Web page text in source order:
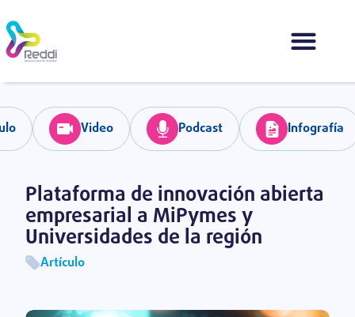
Video Podcast Infografía
Plataforma de innovación abierta
empresarial a MiPymes y
Universidades de la región
Artículo